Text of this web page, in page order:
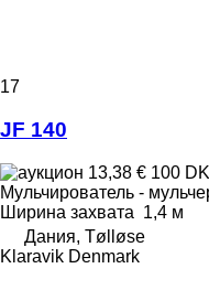
17
JF 140
13,38 € 100
Мульчирователь -
Ширина захвата 1,4 м
Дания, Tølløse
Klaravik Denmark